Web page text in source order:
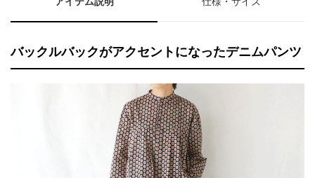
バックルバックがアクセントになったデニムパンツ